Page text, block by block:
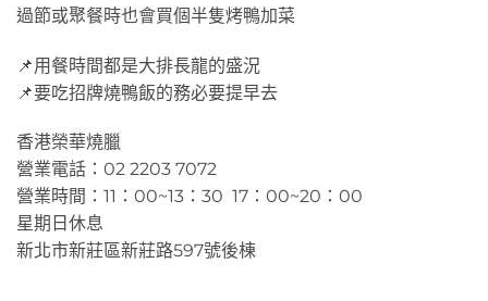
過節或聚餐時也會買個半隻烤鴨加菜
📌用餐時間都是大排長龍的盛況
📌要吃招牌燒鴨飯的務必要提早去
香港榮華燒臘
營業電話：02 2203 7072
營業時間：11：00~13：30 17：00~20：00
星期日休息
新北市新莊區新莊路597號後棟